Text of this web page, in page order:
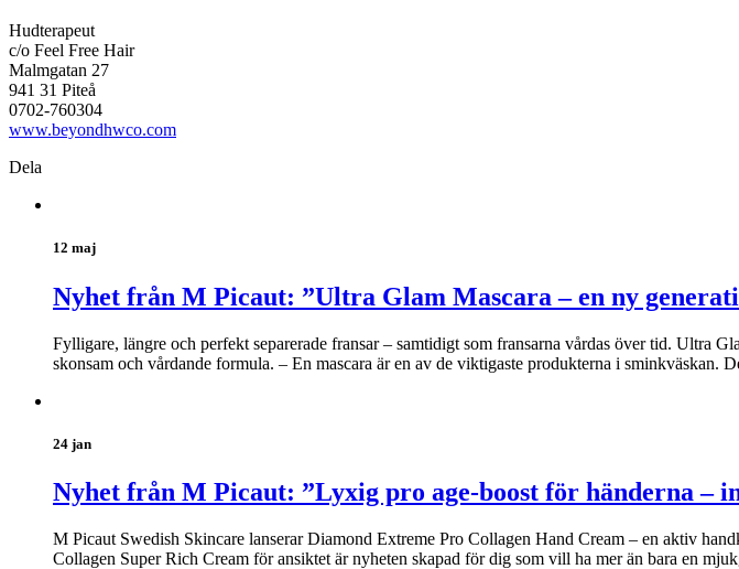
Hudterapeut
c/o Feel Free Hair
Malmgatan 27
941 31 Piteå
0702-760304
www.beyondhwco.com
Dela
12 maj
Nyhet från M Picaut: ”Ultra Glam Mascara – en ny
Fylligare, längre och perfekt separerade fransar – samtidigt som fransarna vårdas över tid. Ultra
skonsam och vårdande formula. – En mascara är en av de viktigaste produkterna i sminkväskan.
24 jan
Nyhet från M Picaut: ”Lyxig pro age-boost för händerna –
M Picaut Swedish Skincare lanserar Diamond Extreme Pro Collagen Hand Cream – en aktiv
Collagen Super Rich Cream för ansiktet är nyheten skapad för dig som vill ha mer än bara en